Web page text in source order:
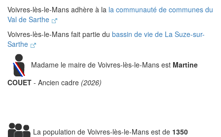
Voivres-lès-le-Mans adhère à la la communauté de communes du
Val de Sarthe
Voivres-lès-le-Mans fait partie du bassin de vie de La Suze-sur-
Sarthe
Madame le maire de Voivres-lès-le-Mans est Martine
COUET - Ancien cadre (2026)
La population de Voivres-lès-le-Mans est de 1350